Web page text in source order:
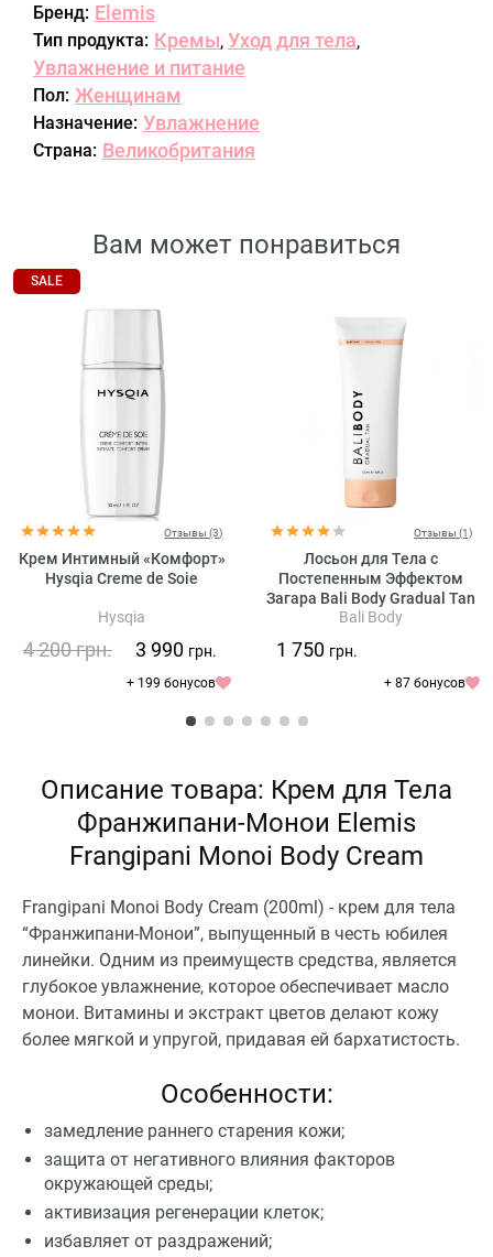
Бренд: Elemis
Тип продукта: Кремы, Уход для тела,
Увлажнение и питание
Пол: Женщинам
Назначение: Увлажнение
Страна: Великобритания
Вам может понравиться
SALE
Отзывы (3)
Крем Интимный «Комфорт»
Hysqia Creme de Soie
Hysqia
4 200грн. 3 990 грн.
+ 199 бонусов
Отзывы (1)
Лосьон для Тела с
Постепенным Эффектом
Загара Bali Body Gradual Tan
Bali Body
1 750 грн.
+ 87 бонусов
Описание товара: Крем для Тела
Франжипани-Монои Elemis
Frangipani Monoi Body Cream
Frangipani Monoi Body Cream (200ml) - крем для тела
“Франжипани-Монои”, выпущенный в честь юбилея
линейки. Одним из преимуществ средства, является
глубокое увлажнение, которое обеспечивает масло
монои. Витамины и экстракт цветов делают кожу
более мягкой и упругой, придавая ей бархатистость.
Особенности:
замедление раннего старения кожи;
защита от негативного влияния факторов
окружающей среды;
активизация регенерации клеток;
избавляет от раздражений;